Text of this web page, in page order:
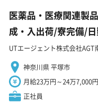
医薬品・医療関連製
成・入出荷/寮完備/
UTエージェント株式会社AGT
神奈川県 平塚市
月給23万円～24万7,000円
正社員